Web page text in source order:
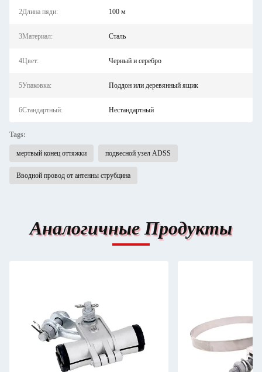
2Длина пяди: 100 м
3Материал: Сталь
4Цвет: Черный и серебро
5Упаковка: Поддон или деревянный ящик
6Стандартный: Нестандартный
Tags:
мертвый конец оттяжки подвесной узел ADSS
Вводной провод от антенны струбцина
Аналогичные Продукты